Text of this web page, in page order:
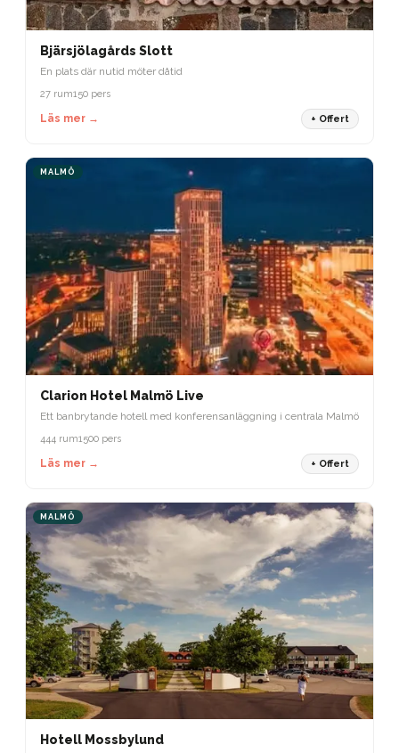
Bjärsjölagårds Slott
En plats där nutid möter dåtid
27 rum150 pers
Läs mer → + Offert
MALMÖ
Clarion Hotel Malmö Live
Ett banbrytande hotell med konferensanläggning i centrala Malmö
444 rum1500 pers
Läs mer → + Offert
MALMÖ
Hotell Mossbylund